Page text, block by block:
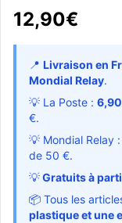
12,90€
📍 Livraison en
Mondial Relay.
💡 La Poste :
€.
💡 Mondial Relay :
de 50 €.
💡Gratuits à
📦 Tous les
plastique et une